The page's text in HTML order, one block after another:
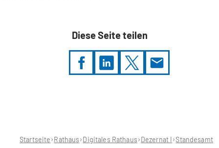
Diese Seite teilen
hier:Startseite Rathaus Digitales Rathaus Dezernat I Standesamt